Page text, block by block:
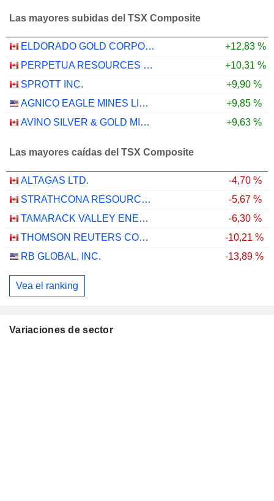
Las mayores subidas del TSX Composite
ELDORADO GOLD CORPORATION
+12,83 %
PERPETUA RESOURCES CORP.
+10,31 %
SPROTT INC.
+9,90 %
AGNICO EAGLE MINES LIMITED
+9,85 %
AVINO SILVER & GOLD MINES LTD.
+9,63 %
Las mayores caídas del TSX Composite
ALTAGAS LTD.
-4,70 %
STRATHCONA RESOURCES LTD.
-5,67 %
TAMARACK VALLEY ENERGY LTD.
-6,30 %
THOMSON REUTERS CORPORATION
-10,21 %
RB GLOBAL, INC.
-13,89 %
Vea el ranking
Variaciones de sector